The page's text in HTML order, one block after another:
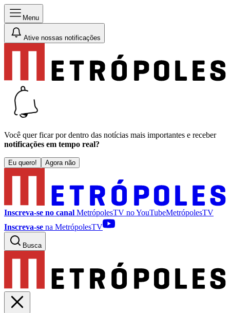
Menu
Ative nossas notificações
Você quer ficar por dentro das notícias mais importantes e receber
notificações em tempo real?
Eu quero! Agora não
Inscreva-se no canal MetrópolesTV noYouTubeMetrópolesTV
Inscreva-se na MetrópolesTV
Busca